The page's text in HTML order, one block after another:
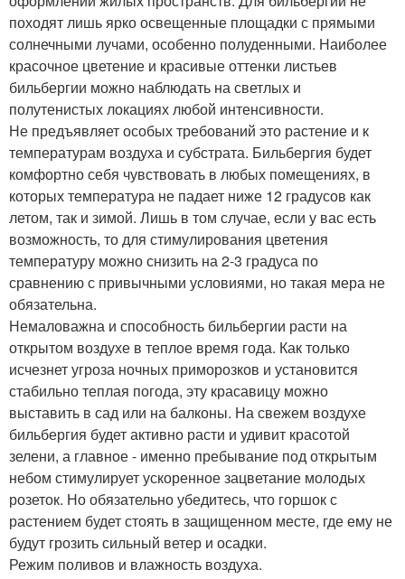
походят лишь ярко освещенные площадки с прямыми
солнечными лучами, особенно полуденными. Наиболее
красочное цветение и красивые оттенки листьев
бильбергии можно наблюдать на светлых и
полутенистых локациях любой интенсивности.
Не предъявляет особых требований это растение и к
температурам воздуха и субстрата. Бильбергия будет
комфортно себя чувствовать в любых помещениях, в
которых температура не падает ниже 12 градусов как
летом, так и зимой. Лишь в том случае, если у вас есть
возможность, то для стимулирования цветения
температуру можно снизить на 2-3 градуса по
сравнению с привычными условиями, но такая мера не
обязательна.
Немаловажна и способность бильбергии расти на
открытом воздухе в теплое время года. Как только
исчезнет угроза ночных приморозков и установится
стабильно теплая погода, эту красавицу можно
выставить в сад или на балконы. На свежем воздухе
бильбергия будет активно расти и удивит красотой
зелени, а главное - именно пребывание под открытым
небом стимулирует ускоренное зацветание молодых
розеток. Но обязательно убедитесь, что горшок с
растением будет стоять в защищенном месте, где ему не
будут грозить сильный ветер и осадки.
Режим поливов и влажность воздуха.